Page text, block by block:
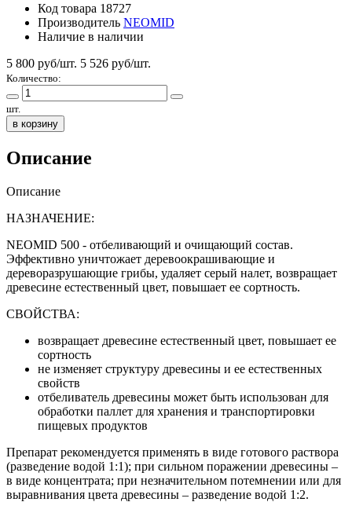
Код товара 18727
Производитель NEOMID
Наличие в наличии
5 800 руб/шт. 5 526 руб/шт.
Количество:
шт.
в корзину
Описание
Описание
НАЗНАЧЕНИЕ:
NEOMID 500 - отбеливающий и очищающий состав.
Эффективно уничтожает деревоокрашивающие и
дереворазрушающие грибы, удаляет серый налет, возвращает
древесине естественный цвет, повышает ее сортность.
СВОЙСТВА:
возвращает древесине естественный цвет, повышает ее
сортность
не изменяет структуру древесины и ее естественных
свойств
отбеливатель древесины может быть использован для
обработки паллет для хранения и транспортировки
пищевых продуктов
Препарат рекомендуется применять в виде готового раствора
(разведение водой 1:1); при сильном поражении древесины –
в виде концентрата; при незначительном потемнении или для
выравнивания цвета древесины – разведение водой 1:2.